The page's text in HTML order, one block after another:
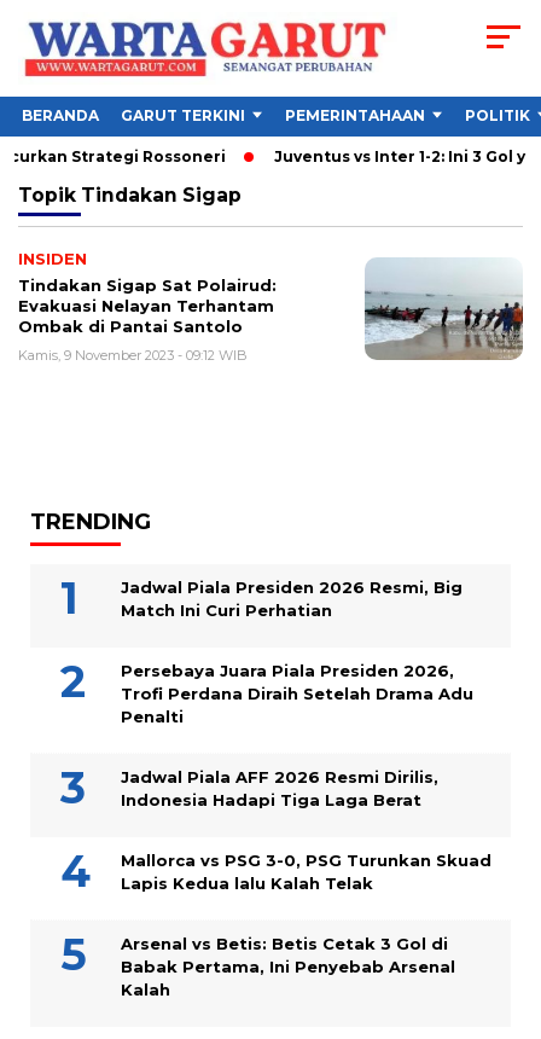
BERANDA GARUT TERKINI PEMERINTAHAAN POLITIK
Strategi Rossoneri Juventus vs Inter 1-2: Ini 3 Gol
Topik Tindakan Sigap
INSIDEN
Tindakan Sigap Sat Polairud:
Evakuasi Nelayan Terhantam
Ombak di Pantai Santolo
Kamis, 9 November 2023 - 09:12 WIB
TRENDING
Jadwal Piala Presiden 2026 Resmi, Big
Match Ini Curi Perhatian
Persebaya Juara Piala Presiden 2026,
Trofi Perdana Diraih Setelah Drama Adu
Penalti
Jadwal Piala AFF 2026 Resmi Dirilis,
Indonesia Hadapi Tiga Laga Berat
Mallorca vs PSG 3-0, PSG Turunkan Skuad
Lapis Kedua lalu Kalah Telak
Arsenal vs Betis: Betis Cetak 3 Gol di
Babak Pertama, Ini Penyebab Arsenal
Kalah